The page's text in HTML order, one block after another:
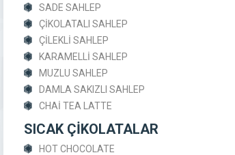
SADE SAHLEP
ÇİKOLATALI SAHLEP
ÇİLEKLİ SAHLEP
KARAMELLİ SAHLEP
MUZLU SAHLEP
DAMLA SAKIZLI SAHLEP
CHAİ TEA LATTE
SICAK ÇİKOLATALAR
HOT CHOCOLATE